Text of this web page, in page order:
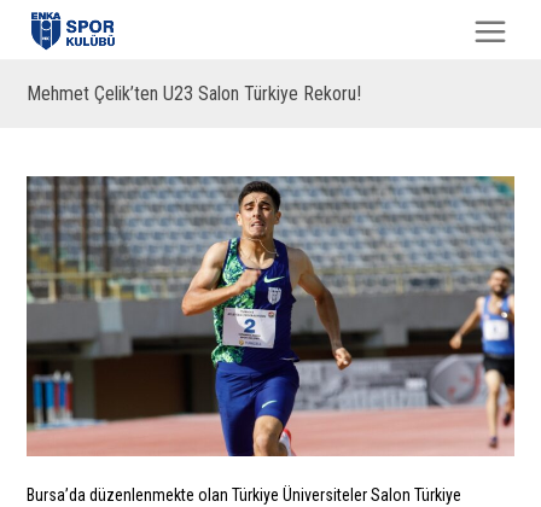
Mehmet Çelik’ten U23 Salon Türkiye Rekoru!
Bursa’da düzenlenmekte olan Türkiye Üniversiteler Salon Türkiye